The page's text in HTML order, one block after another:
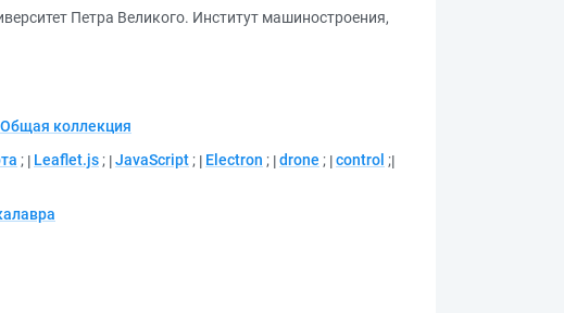
Петра Великого. Институт машиностроения,
Общая коллекция
; Leaflet.js ; JavaScript ; Electron ; drone ; control ;